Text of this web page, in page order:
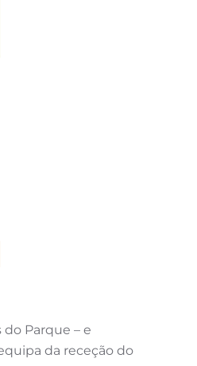
Parque – e
da receção do